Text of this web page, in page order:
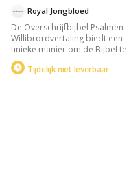
Royal Jongbloed
De Overschrijfbijbel Psalmen
Willibrordvertaling biedt een
unieke manier om de Bijbel te
ervaren. Door passages over te
schrijven, krijgen de woorden
Tijdelijk niet leverbaar